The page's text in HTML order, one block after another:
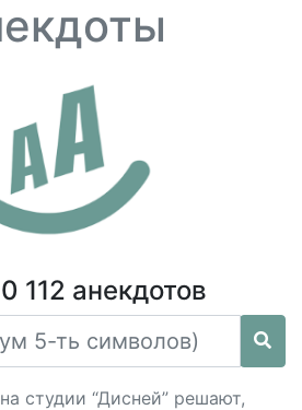
112 анекдотов
студии “Дисней” решают,